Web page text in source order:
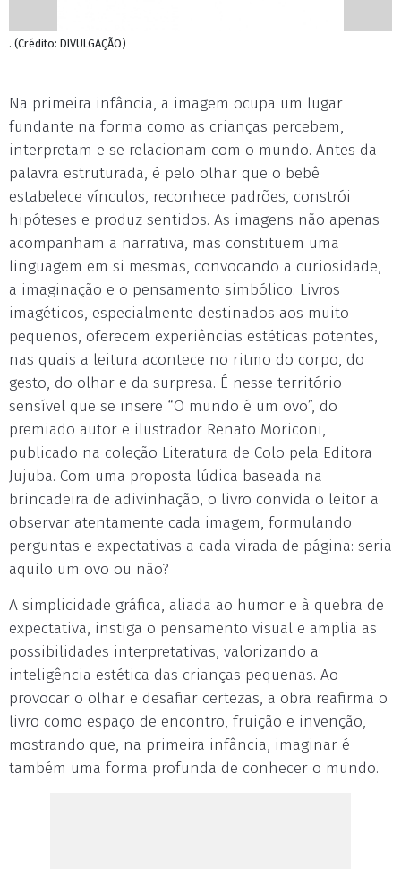
. (Crédito: DIVULGAÇÃO)
Na primeira infância, a imagem ocupa um lugar
fundante na forma como as crianças percebem,
interpretam e se relacionam com o mundo. Antes da
palavra estruturada, é pelo olhar que o bebê
estabelece vínculos, reconhece padrões, constrói
hipóteses e produz sentidos. As imagens não apenas
acompanham a narrativa, mas constituem uma
linguagem em si mesmas, convocando a curiosidade,
a imaginação e o pensamento simbólico. Livros
imagéticos, especialmente destinados aos muito
pequenos, oferecem experiências estéticas potentes,
nas quais a leitura acontece no ritmo do corpo, do
gesto, do olhar e da surpresa. É nesse território
sensível que se insere “O mundo é um ovo”, do
premiado autor e ilustrador Renato Moriconi,
publicado na coleção Literatura de Colo pela Editora
Jujuba. Com uma proposta lúdica baseada na
brincadeira de adivinhação, o livro convida o leitor a
observar atentamente cada imagem, formulando
perguntas e expectativas a cada virada de página: seria
aquilo um ovo ou não?
A simplicidade gráfica, aliada ao humor e à quebra de
expectativa, instiga o pensamento visual e amplia as
possibilidades interpretativas, valorizando a
inteligência estética das crianças pequenas. Ao
provocar o olhar e desafiar certezas, a obra reafirma o
livro como espaço de encontro, fruição e invenção,
mostrando que, na primeira infância, imaginar é
também uma forma profunda de conhecer o mundo.